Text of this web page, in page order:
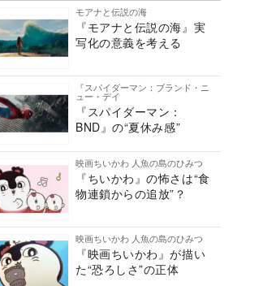
モアナと伝説の海
『モアナと伝説の海』実
写化の意義を考える
『スパイダーマン：ブランド・ニ
ュー・デイ
『スパイダーマン：
BND』の“夏休み感”
映画ちいかわ 人魚の島のひみつ
『ちいかわ』の怖さは“食
物連鎖からの追放”？
映画ちいかわ 人魚の島のひみつ
『映画ちいかわ』が描い
た“恐ろしさ”の正体